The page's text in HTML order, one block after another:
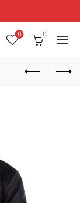
0 0